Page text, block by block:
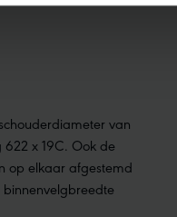
van
x 19C. Ook de
op elkaar afgestemd